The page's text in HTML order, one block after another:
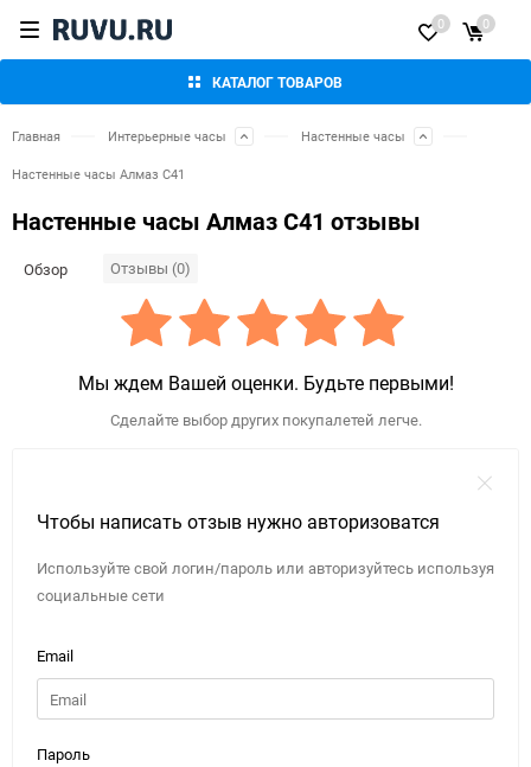
КАТАЛОГ ТОВАРОВ
0 0
Главная Интерьерные часы Настенные часы
Настенные часы Алмаз С41
Настенные часы Алмаз С41 отзывы
Обзор Отзывы (0)
Мы ждем Вашей оценки. Будьте первыми!
Сделайте выбор других покупалетей легче.
Чтобы написать отзыв нужно авторизоватся
Используйте свой логин/пароль или авторизуйтесь используя
социальные сети
Email
Пароль